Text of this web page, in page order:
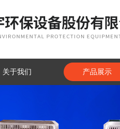
关于我们 产品展示